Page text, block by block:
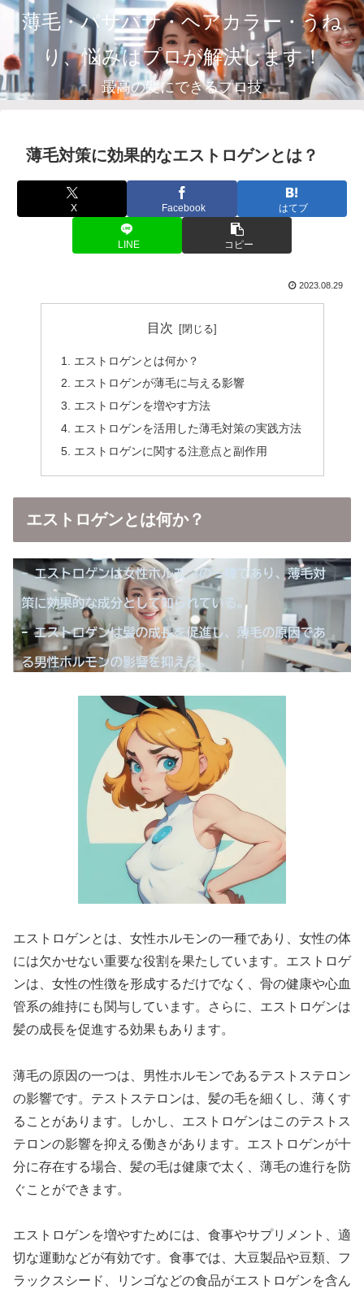
薄毛・パサパサ・ヘアカラー・うね
り、悩みはプロが解決します！
最高の髪にできるプロ技
薄毛対策に効果的なエストロゲンとは？
X Facebook はてブ
LINE コピー
2023.08.29
目次
エストロゲンとは何か？
エストロゲンが薄毛に与える影響
エストロゲンを増やす方法
エストロゲンを活用した薄毛対策の実践方法
エストロゲンに関する注意点と副作用
エストロゲンとは何か？
エストロゲンとは、女性ホルモンの一種であり、女性の体
には欠かせない重要な役割を果たしています。エストロゲ
ンは、女性の性徴を形成するだけでなく、骨の健康や心血
管系の維持にも関与しています。さらに、エストロゲンは
髪の成長を促進する効果もあります。
薄毛の原因の一つは、男性ホルモンであるテストステロン
の影響です。テストステロンは、髪の毛を細くし、薄くす
ることがあります。しかし、エストロゲンはこのテストス
テロンの影響を抑える働きがあります。エストロゲンが十
分に存在する場合、髪の毛は健康で太く、薄毛の進行を防
ぐことができます。
エストロゲンを増やすためには、食事やサプリメント、適
切な運動などが有効です。食事では、大豆製品や豆類、フ
ラックスシード、リンゴなどの食品がエストロゲンを含ん